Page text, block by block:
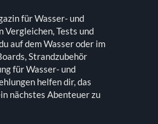
für Wasser- und
Tests und
auf dem Wasser oder im
Strandzubehör
für Wasser- und
helfen dir, das
nächstes Abenteuer zu